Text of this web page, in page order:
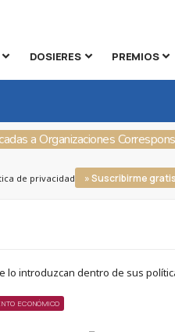
DOSIERES PREMIOS
a Organizaciones
de privacidad » Suscribirme gratis
introduzcan dentro de sus
ECONÓMICO